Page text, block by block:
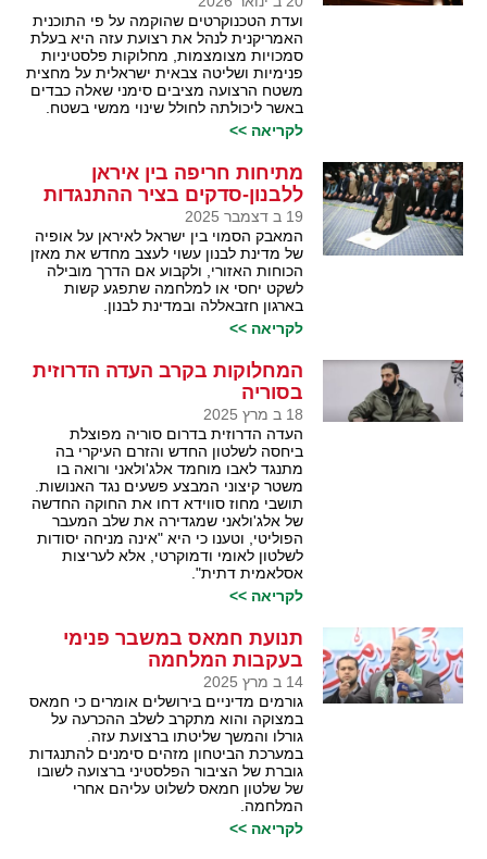
ועדת הטכנוקרטים שהוקמה על פי התוכנית
האמריקנית לנהל את רצועת עזה היא בעלת
סמכויות מצומצמות, מחלוקות פלסטיניות
פנימיות ושליטה צבאית ישראלית על מחצית
משטח הרצועה מציבים סימני שאלה כבדים
באשר ליכולתה לחולל שינוי ממשי בשטח.
לקריאה >>
מתיחות חריפה בין איראן
ללבנון-סדקים בציר ההתנגדות
19 ב דצמבר 2025
המאבק הסמוי בין ישראל לאיראן על אופיה
של מדינת לבנון עשוי לעצב מחדש את מאזן
הכוחות האזורי, ולקבוע אם הדרך מובילה
לשקט יחסי או למלחמה שתפגע קשות
בארגון חזבאללה ובמדינת לבנון.
לקריאה >>
המחלוקות בקרב העדה הדרוזית
בסוריה
18 ב מרץ 2025
העדה הדרוזית בדרום סוריה מפוצלת
ביחסה לשלטון החדש והזרם העיקרי בה
מתנגד לאבו מוחמד אלג'ולאני ורואה בו
משטר קיצוני המבצע פשעים נגד האנושות.
תושבי מחוז סווידא דחו את החוקה החדשה
של אלג'ולאני שמגדירה את שלב המעבר
הפוליטי, וטענו כי היא "אינה מניחה יסודות
לשלטון לאומי ודמוקרטי, אלא לעריצות
אסלאמית דתית".
לקריאה >>
תנועת חמאס במשבר פנימי
בעקבות המלחמה
14 ב מרץ 2025
גורמים מדיניים בירושלים אומרים כי חמאס
במצוקה והוא מתקרב לשלב ההכרעה על
גורלו והמשך שליטתו ברצועת עזה.
במערכת הביטחון מזהים סימנים להתנגדות
גוברת של הציבור הפלסטיני ברצועה לשובו
של שלטון חמאס לשלוט עליהם אחרי
המלחמה.
לקריאה >>